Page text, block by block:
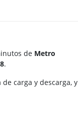
de Metro
.
carga y descarga, y